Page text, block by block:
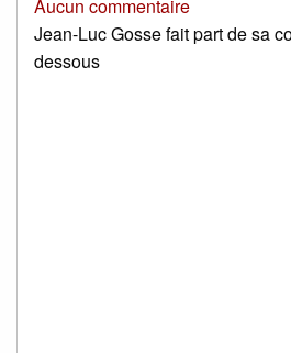
Aucun commentaire
Jean-Luc Gosse fait part de sa
dessous